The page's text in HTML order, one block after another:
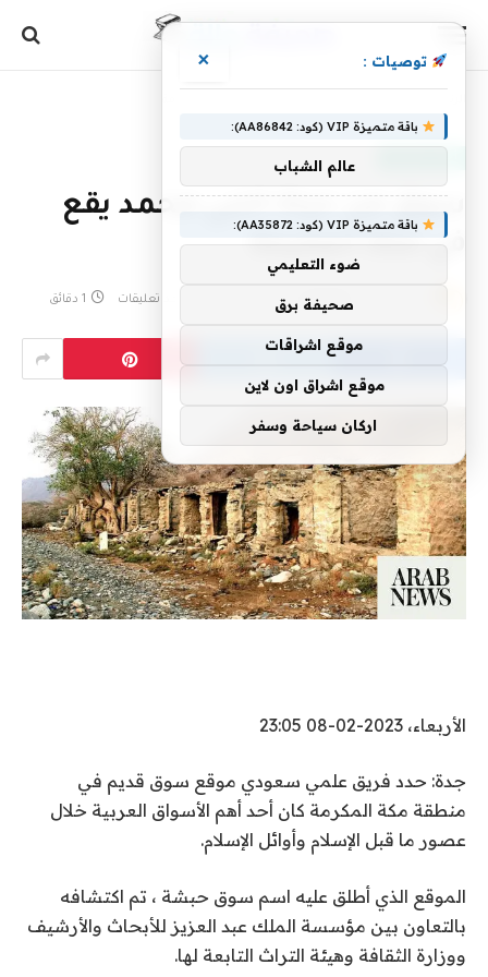
سوق من حياة النبي محمد يقع
في مكة المكرمة
eshrag لا توجد تعليقات 1 دقائق
الأربعاء، 2023-02-08 23:05
جدة: حدد فريق علمي سعودي موقع سوق قديم في
منطقة مكة المكرمة كان أحد أهم الأسواق العربية خلال
عصور ما قبل الإسلام وأوائل الإسلام.
الموقع الذي أطلق عليه اسم سوق حبشة ، تم اكتشافه
بالتعاون بين مؤسسة الملك عبد العزيز للأبحاث والأرشيف
ووزارة الثقافة وهيئة التراث التابعة لها.
توصيات : ×
باقة متميزة VIP (كود: AA86842):
عالم الشباب
باقة متميزة VIP (كود: AA35872):
ضوء التعليمي
صحيفة برق
موقع اشراقات
موقع اشراق اون لاين
اركان سياحة وسفر